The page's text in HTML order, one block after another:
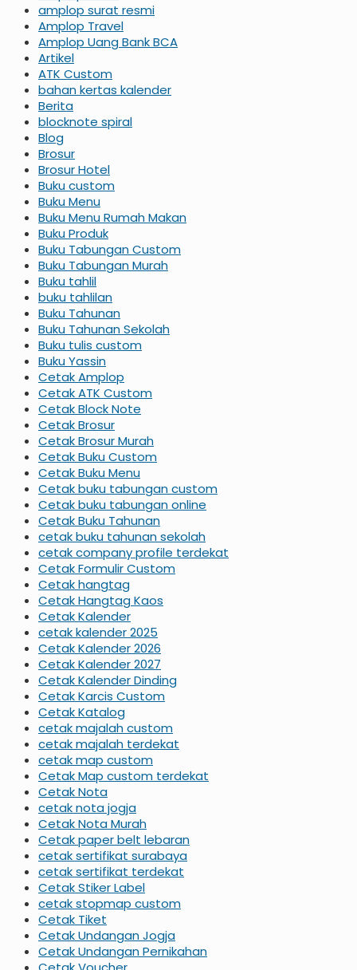
amplop surat resmi
Amplop Travel
Amplop Uang Bank BCA
Artikel
ATK Custom
bahan kertas kalender
Berita
blocknote spiral
Blog
Brosur
Brosur Hotel
Buku custom
Buku Menu
Buku Menu Rumah Makan
Buku Produk
Buku Tabungan Custom
Buku Tabungan Murah
Buku tahlil
buku tahlilan
Buku Tahunan
Buku Tahunan Sekolah
Buku tulis custom
Buku Yassin
Cetak Amplop
Cetak ATK Custom
Cetak Block Note
Cetak Brosur
Cetak Brosur Murah
Cetak Buku Custom
Cetak Buku Menu
Cetak buku tabungan custom
Cetak buku tabungan online
Cetak Buku Tahunan
cetak buku tahunan sekolah
cetak company profile terdekat
Cetak Formulir Custom
Cetak hangtag
Cetak Hangtag Kaos
Cetak Kalender
cetak kalender 2025
Cetak Kalender 2026
Cetak Kalender 2027
Cetak Kalender Dinding
Cetak Karcis Custom
Cetak Katalog
cetak majalah custom
cetak majalah terdekat
cetak map custom
Cetak Map custom terdekat
Cetak Nota
cetak nota jogja
Cetak Nota Murah
Cetak paper belt lebaran
cetak sertifikat surabaya
cetak sertifikat terdekat
Cetak Stiker Label
cetak stopmap custom
Cetak Tiket
Cetak Undangan Jogja
Cetak Undangan Pernikahan